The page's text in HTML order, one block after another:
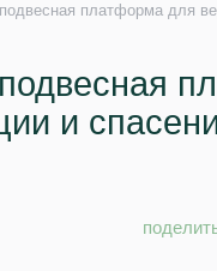
платформа для
и